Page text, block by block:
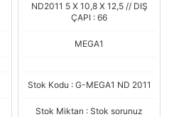
ND2011 5 X 10,8 X 12,5 // DIŞ
ÇAPI : 66
MEGA1
Stok Kodu : G-MEGA1 ND 2011
Stok Miktarı : Stok sorunuz